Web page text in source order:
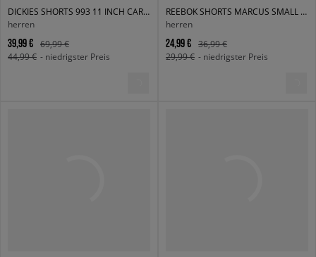
DICKIES SHORTS 993 11 INCH CARPENTER SHORT JEANS
herren
39,99 €
69,99 €
44,99 € - niedrigster Preis
REEBOK SHORTS MARCUS SMALL LOGO FLEECE SHORTS
herren
24,99 €
36,99 €
29,99 € - niedrigster Preis